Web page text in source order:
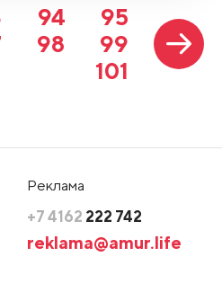
94
95
98
99
101
Реклама
+7 4162 222 742
reklama@amur.life